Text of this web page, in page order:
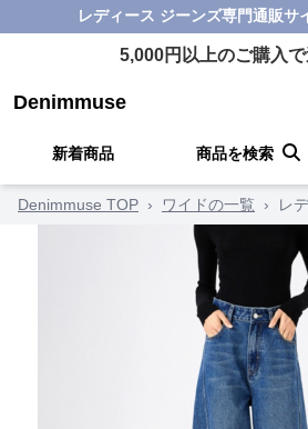
レディース ジーンズ専門通販サ
5,000円以上のご購入
Denimmuse
新着商品 商品を検索
Denimmuse TOP › ワイドの一覧 › レ